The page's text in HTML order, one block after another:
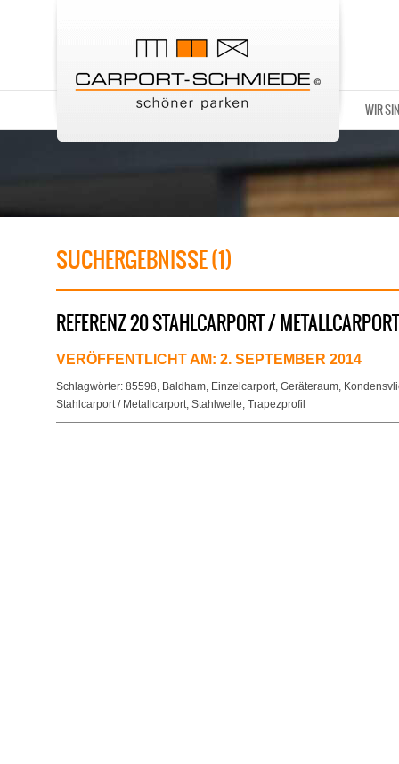
WIR
SUCHERGEBNISSE (1)
REFERENZ 20 STAHLCARPORT /
VERÖFFENTLICHT AM: 2. SEPTEMBER 2014
Schlagwörter: 85598, Baldham, Einzelcarport, Geräteraum,
Stahlcarport / Metallcarport, Stahlwelle, Trapezprofil